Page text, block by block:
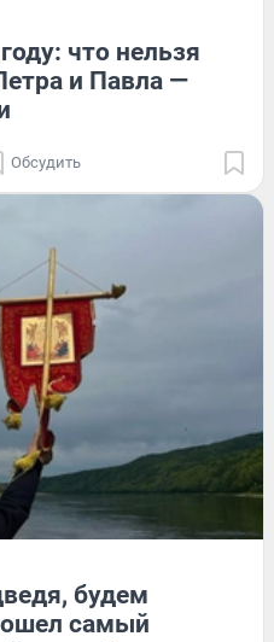
что нельзя
и Павла —
Обсудить
будем
самый